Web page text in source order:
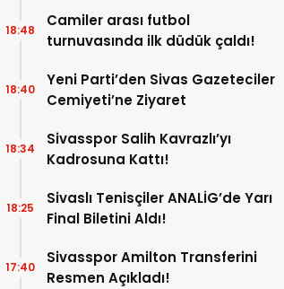
Camiler arası futbol
turnuvasında ilk düdük çaldı!
18:48
Yeni Parti’den Sivas Gazeteciler
Cemiyeti’ne Ziyaret
18:40
Sivasspor Salih Kavrazlı’yı
Kadrosuna Kattı!
18:34
Sivaslı Tenisçiler ANALİG’de Yarı
Final Biletini Aldı!
18:25
Sivasspor Amilton Transferini
Resmen Açıkladı!
17:40